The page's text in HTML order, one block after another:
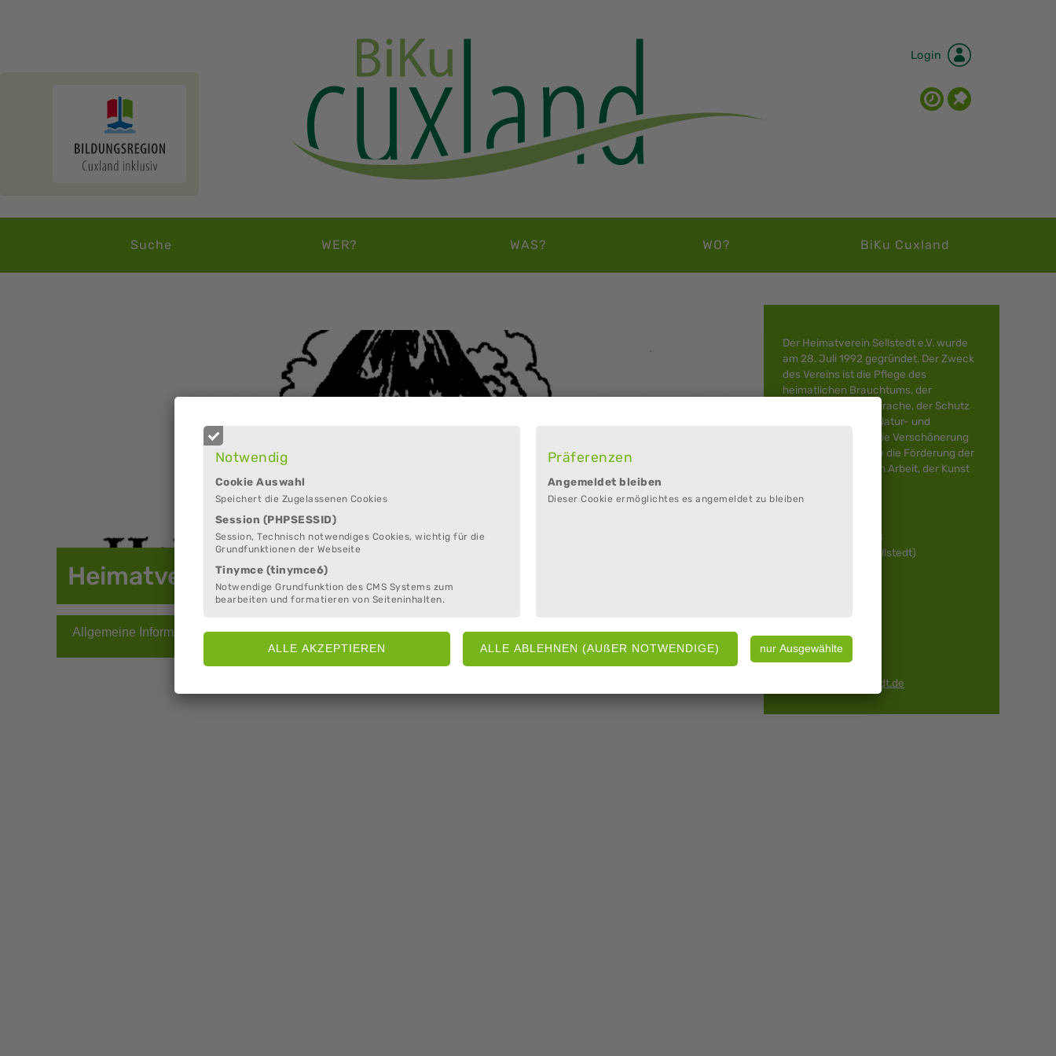
Notwendig
Cookie Auswahl
Speichert die Zugelassenen Cookies
Session (PHPSESSID)
Session, Technisch notwendiges Cookies, wichtig für die
Grundfunktionen der Webseite
Tinymce (tinymce6)
Notwendige Grundfunktion des CMS Systems zum
bearbeiten und formatieren von Seiteninhalten.
Präferenzen
Angemeldet bleiben
Dieser Cookie ermöglichtes es angemeldet zu bleiben
Suche WER? WAS? WO? BiKu Cuxland
Login
Heimatverein Sellstedt e.V.
Der Heimatverein Sellstedt e.V. wurde
am 28. Juli 1992 gegründet. Der Zweck
des Vereins ist die Pflege des
heimatlichen Brauchtums, der
niederdeutschen Sprache, der Schutz
und die Pflege von Natur- und
Kulturdenkmälern, die Verschönerung
des Ortsbildes sowie die Förderung der
heimatpflegerischen Arbeit, der Kunst
Zum Krummvordel 8
27619 Schiffdorf (Sellstedt)
pewisell@gmail.com
www.heimat.sellstedt.de